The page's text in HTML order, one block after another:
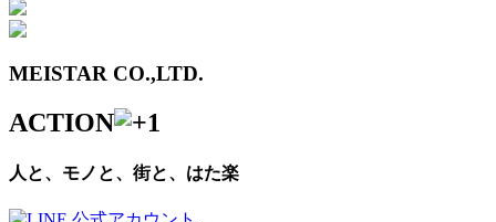
MEISTAR CO.,LTD.
ACTION
人と、モノと、街と、はた楽